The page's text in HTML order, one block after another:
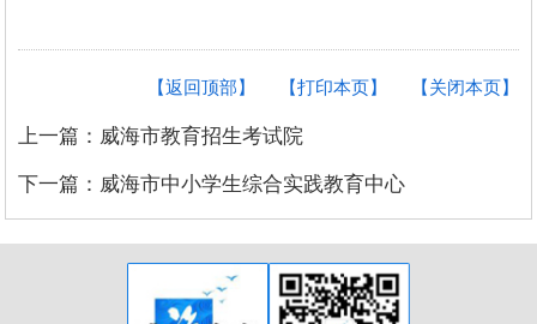
【关闭本页】
【打印本页】
【返回顶部】
上一篇：威海市教育招生考试院
下一篇：威海市中小学生综合实践教育中心